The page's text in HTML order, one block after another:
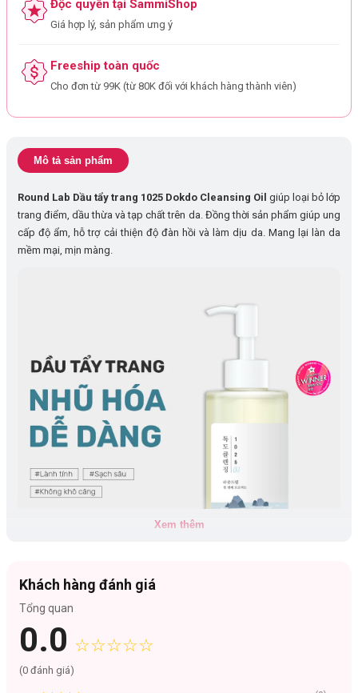
Độc quyền tại SammiShop
Giá hợp lý, sản phẩm ưng ý
Freeship toàn quốc
Cho đơn từ 99K (từ 80K đối với khách hàng thành viên)
Mô tả sản phẩm
Round Lab Dầu tẩy trang 1025 Dokdo Cleansing Oil giúp loại bỏ lớp
trang điểm, dầu thừa và tạp chất trên da. Đồng thời sản phẩm giúp ung
cấp độ ẩm, hỗ trợ cải thiện độ đàn hồi và làm dịu da. Mang lại làn da
mềm mại, mịn màng.
Loại da phù hợp:
Phù hợp mọi loại da
Xem thêm
Khách hàng đánh giá
Tổng quan
0.0 ☆☆☆☆☆
(0 đánh giá)